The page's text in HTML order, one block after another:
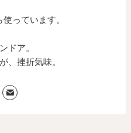
っています。
ドア。
、挫折気味。